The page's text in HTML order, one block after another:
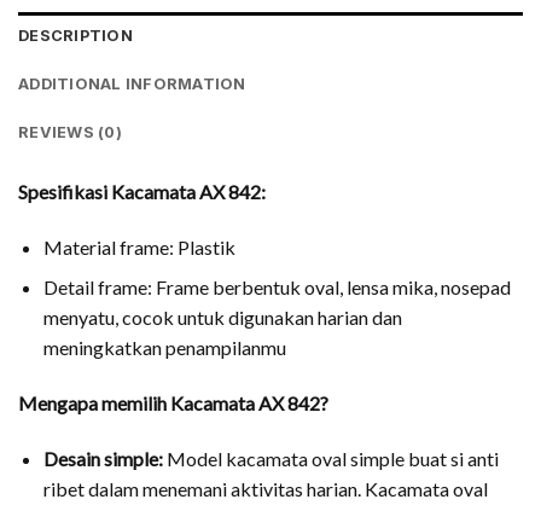
DESCRIPTION
ADDITIONAL INFORMATION
REVIEWS (0)
Spesifikasi Kacamata AX 842:
Material frame: Plastik
Detail frame: Frame berbentuk oval, lensa mika, nosepad
menyatu, cocok untuk digunakan harian dan
meningkatkan penampilanmu
Mengapa memilih Kacamata AX 842?
Desain simple:Model kacamata oval simple buat si anti
ribet dalam menemani aktivitas harian. Kacamata oval